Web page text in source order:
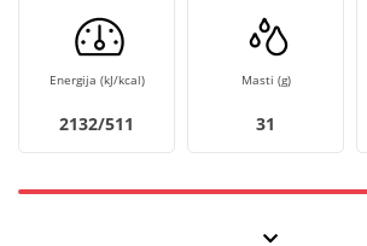
Energija (kJ/kcal)
2132/511
Masti (g)
31